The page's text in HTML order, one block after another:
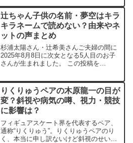
原因は？くぅ（村上蔵馬）さんは過去に
持病を公表していた件について上記につ
いて、調べてみた...
辻ちゃん子供の名前・夢空はキラ
キラネームで読めない？由来やネ
ットの声まとめ
杉浦太陽さん・辻希美さんご夫婦の間に
2025年8月8日に次女となる5人目のお子
さんが生まれました。 この投稿を
tsujinozomi_official(@tsujinozomi_official
)がシェアした...
りくりゅうペアの木原龍一の目が
変？斜視や病気の噂、視力・競技
に影響は？
フィギュアスケート界を代表するペア、
通称“りくりゅう”。りくりゅうペアのり
く、本当に申し訳ないけど斜視のせいで